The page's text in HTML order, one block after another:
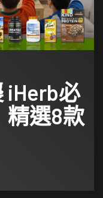
iHerb必
精選8款